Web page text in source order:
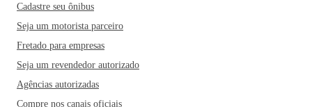
Cadastre seu ônibus
Seja um motorista parceiro
Fretado para empresas
Seja um revendedor autorizado
Agências autorizadas
Compre nos canais oficiais